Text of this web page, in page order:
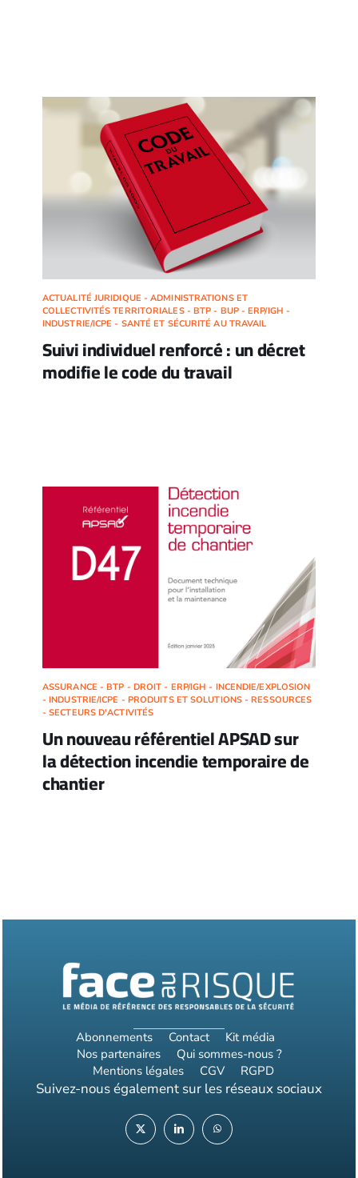
ACTUALITÉ JURIDIQUE - ADMINISTRATIONS ET
COLLECTIVITÉS TERRITORIALES - BTP - BUP - ERP/IGH -
INDUSTRIE/ICPE - SANTÉ ET SÉCURITÉ AU TRAVAIL
Suivi individuel renforcé : un décret
modifie le code du travail
ASSURANCE - BTP - DROIT - ERP/IGH - INCENDIE/EXPLOSION
- INDUSTRIE/ICPE - PRODUITS ET SOLUTIONS - RESSOURCES
- SECTEURS D'ACTIVITÉS
Un nouveau référentiel APSAD sur
la détection incendie temporaire de
chantier
Abonnements Contact
Kit média
Nos partenaires
Qui sommes-nous ?
Mentions légales
CGV RGPD
Suivez-nous également sur les réseaux sociaux